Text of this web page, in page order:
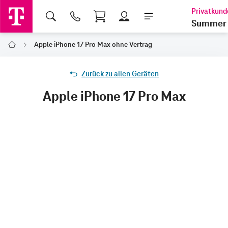
Shopping Cart
Summer
Home Apple iPhone 17 Pro Max ohne Vertrag
Zurück zu allen Geräten
Apple iPhone 17 Pro Max